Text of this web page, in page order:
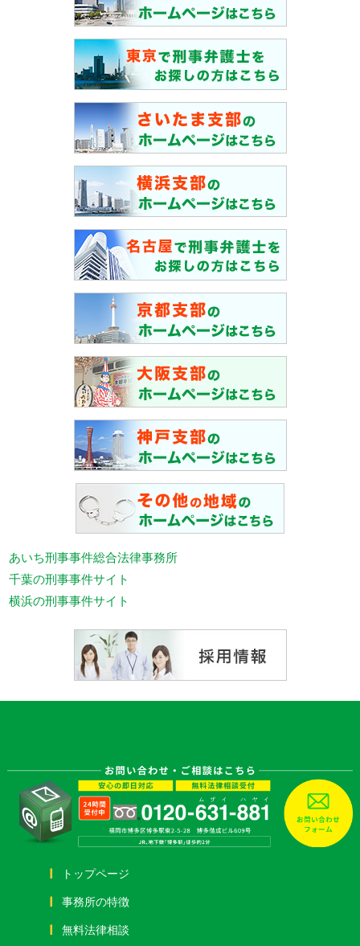
あいち刑事事件総合法律事務所
千葉の刑事事件サイト
横浜の刑事事件サイト
トップページ
事務所の特徴
無料法律相談